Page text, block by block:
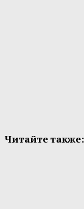
Читайте также: